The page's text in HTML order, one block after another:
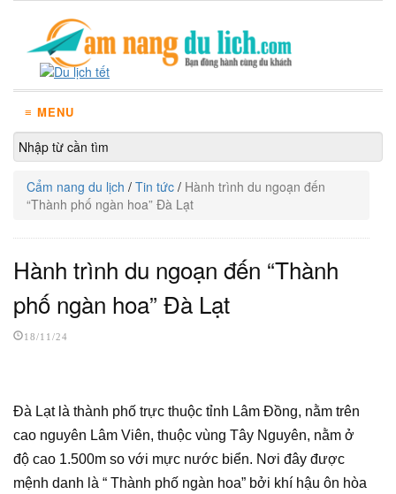
≡ MENU
Cẩm nang du lịch / Tin tức / Hành trình du ngoạn đến
“Thành phố ngàn hoa” Đà Lạt
Hành trình du ngoạn đến “Thành
phố ngàn hoa” Đà Lạt
18/11/24
Đà Lạt là thành phố trực thuộc tỉnh Lâm Đồng, nằm trên
cao nguyên Lâm Viên, thuộc vùng Tây Nguyên, nằm ở
độ cao 1.500m so với mực nước biển. Nơi đây được
mệnh danh là “ Thành phố ngàn hoa” bởi khí hậu ôn hòa